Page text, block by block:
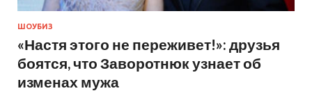
ШОУБИЗ
«Настя этого не переживет!»: друзья
боятся, что Заворотнюк узнает об
изменах мужа